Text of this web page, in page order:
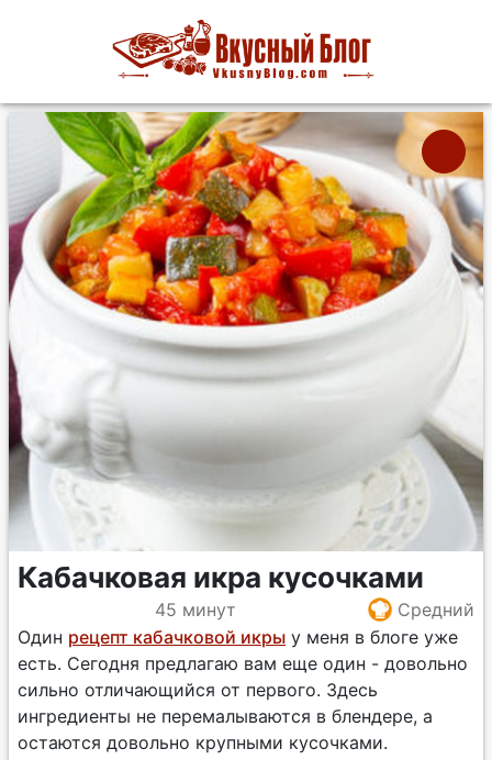
Кабачковая икра кусочками
45 минут
Средний
Один рецепт кабачковой икры у меня в блоге уже
есть. Сегодня предлагаю вам еще один - довольно
сильно отличающийся от первого. Здесь
ингредиенты не перемалываются в блендере, а
остаются довольно крупными кусочками.